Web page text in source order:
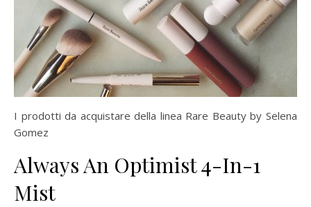
I prodotti da acquistare della linea Rare Beauty by Selena
Gomez
Always An Optimist 4-In-1
Mist